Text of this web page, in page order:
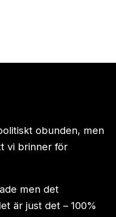
obunden, men
vi brinner för
men det
är just det – 100%